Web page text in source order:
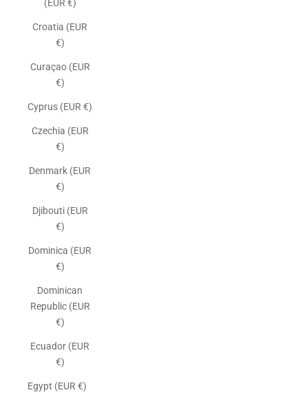
(EUR €)
Croatia (EUR
€)
Curaçao (EUR
€)
Cyprus (EUR €)
Czechia (EUR
€)
Denmark (EUR
€)
Djibouti (EUR
€)
Dominica (EUR
€)
Dominican
Republic (EUR
€)
Ecuador (EUR
€)
Egypt (EUR €)